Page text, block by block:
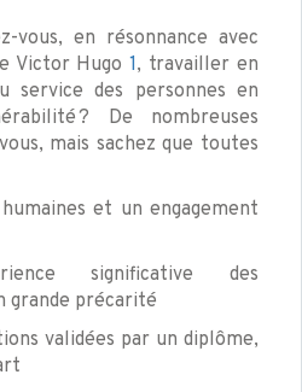
vous, en résonnance avec
Victor Hugo1, travailler en
service des personnes en
? De nombreuses
mais sachez que toutes
et un engagement
significative des
grande précarité
validées par un diplôme,